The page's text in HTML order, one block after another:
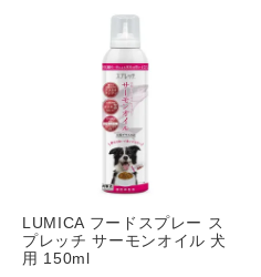
LUMICA フードスプレー ス
プレッチ サーモンオイル 犬
用 150ml